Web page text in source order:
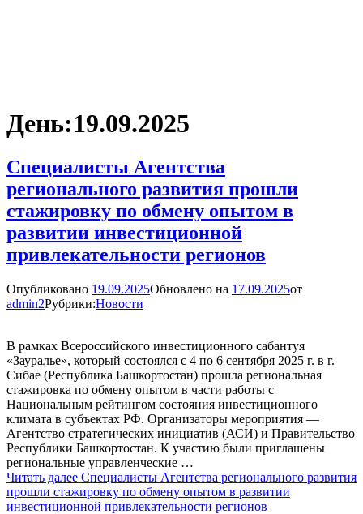
День:19.09.2025
Специалисты Агентства
регионального развития прошли
стажировку по обмену опытом в
развитии инвестиционной
привлекательности регионов
Опубликовано 19.09.2025Обновлено на 17.09.2025от
admin2Рубрики:Новости
В рамках Всероссийского инвестиционного сабантуя
«Зауралье», который состоялся с 4 по 6 сентября 2025 г. в г.
Сибае (Республика Башкортостан) прошла региональная
стажировка по обмену опытом в части работы с
Национальным рейтингом состояния инвестиционного
климата в субъектах РФ. Организаторы мероприятия —
Агентство стратегических инициатив (АСИ) и Правительство
Республики Башкортостан. К участию были приглашены
региональные управленческие …
Читать далее Специалисты Агентства регионального развития
прошли стажировку по обмену опытом в развитии
инвестиционной привлекательности регионов